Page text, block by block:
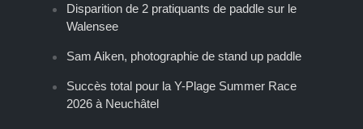
Disparition de 2 pratiquants de paddle sur le
Walensee
Sam Aiken, photographie de stand up paddle
Succès total pour la Y-Plage Summer Race
2026 à Neuchâtel